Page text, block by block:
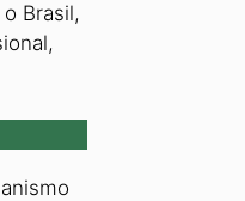
Brasil,